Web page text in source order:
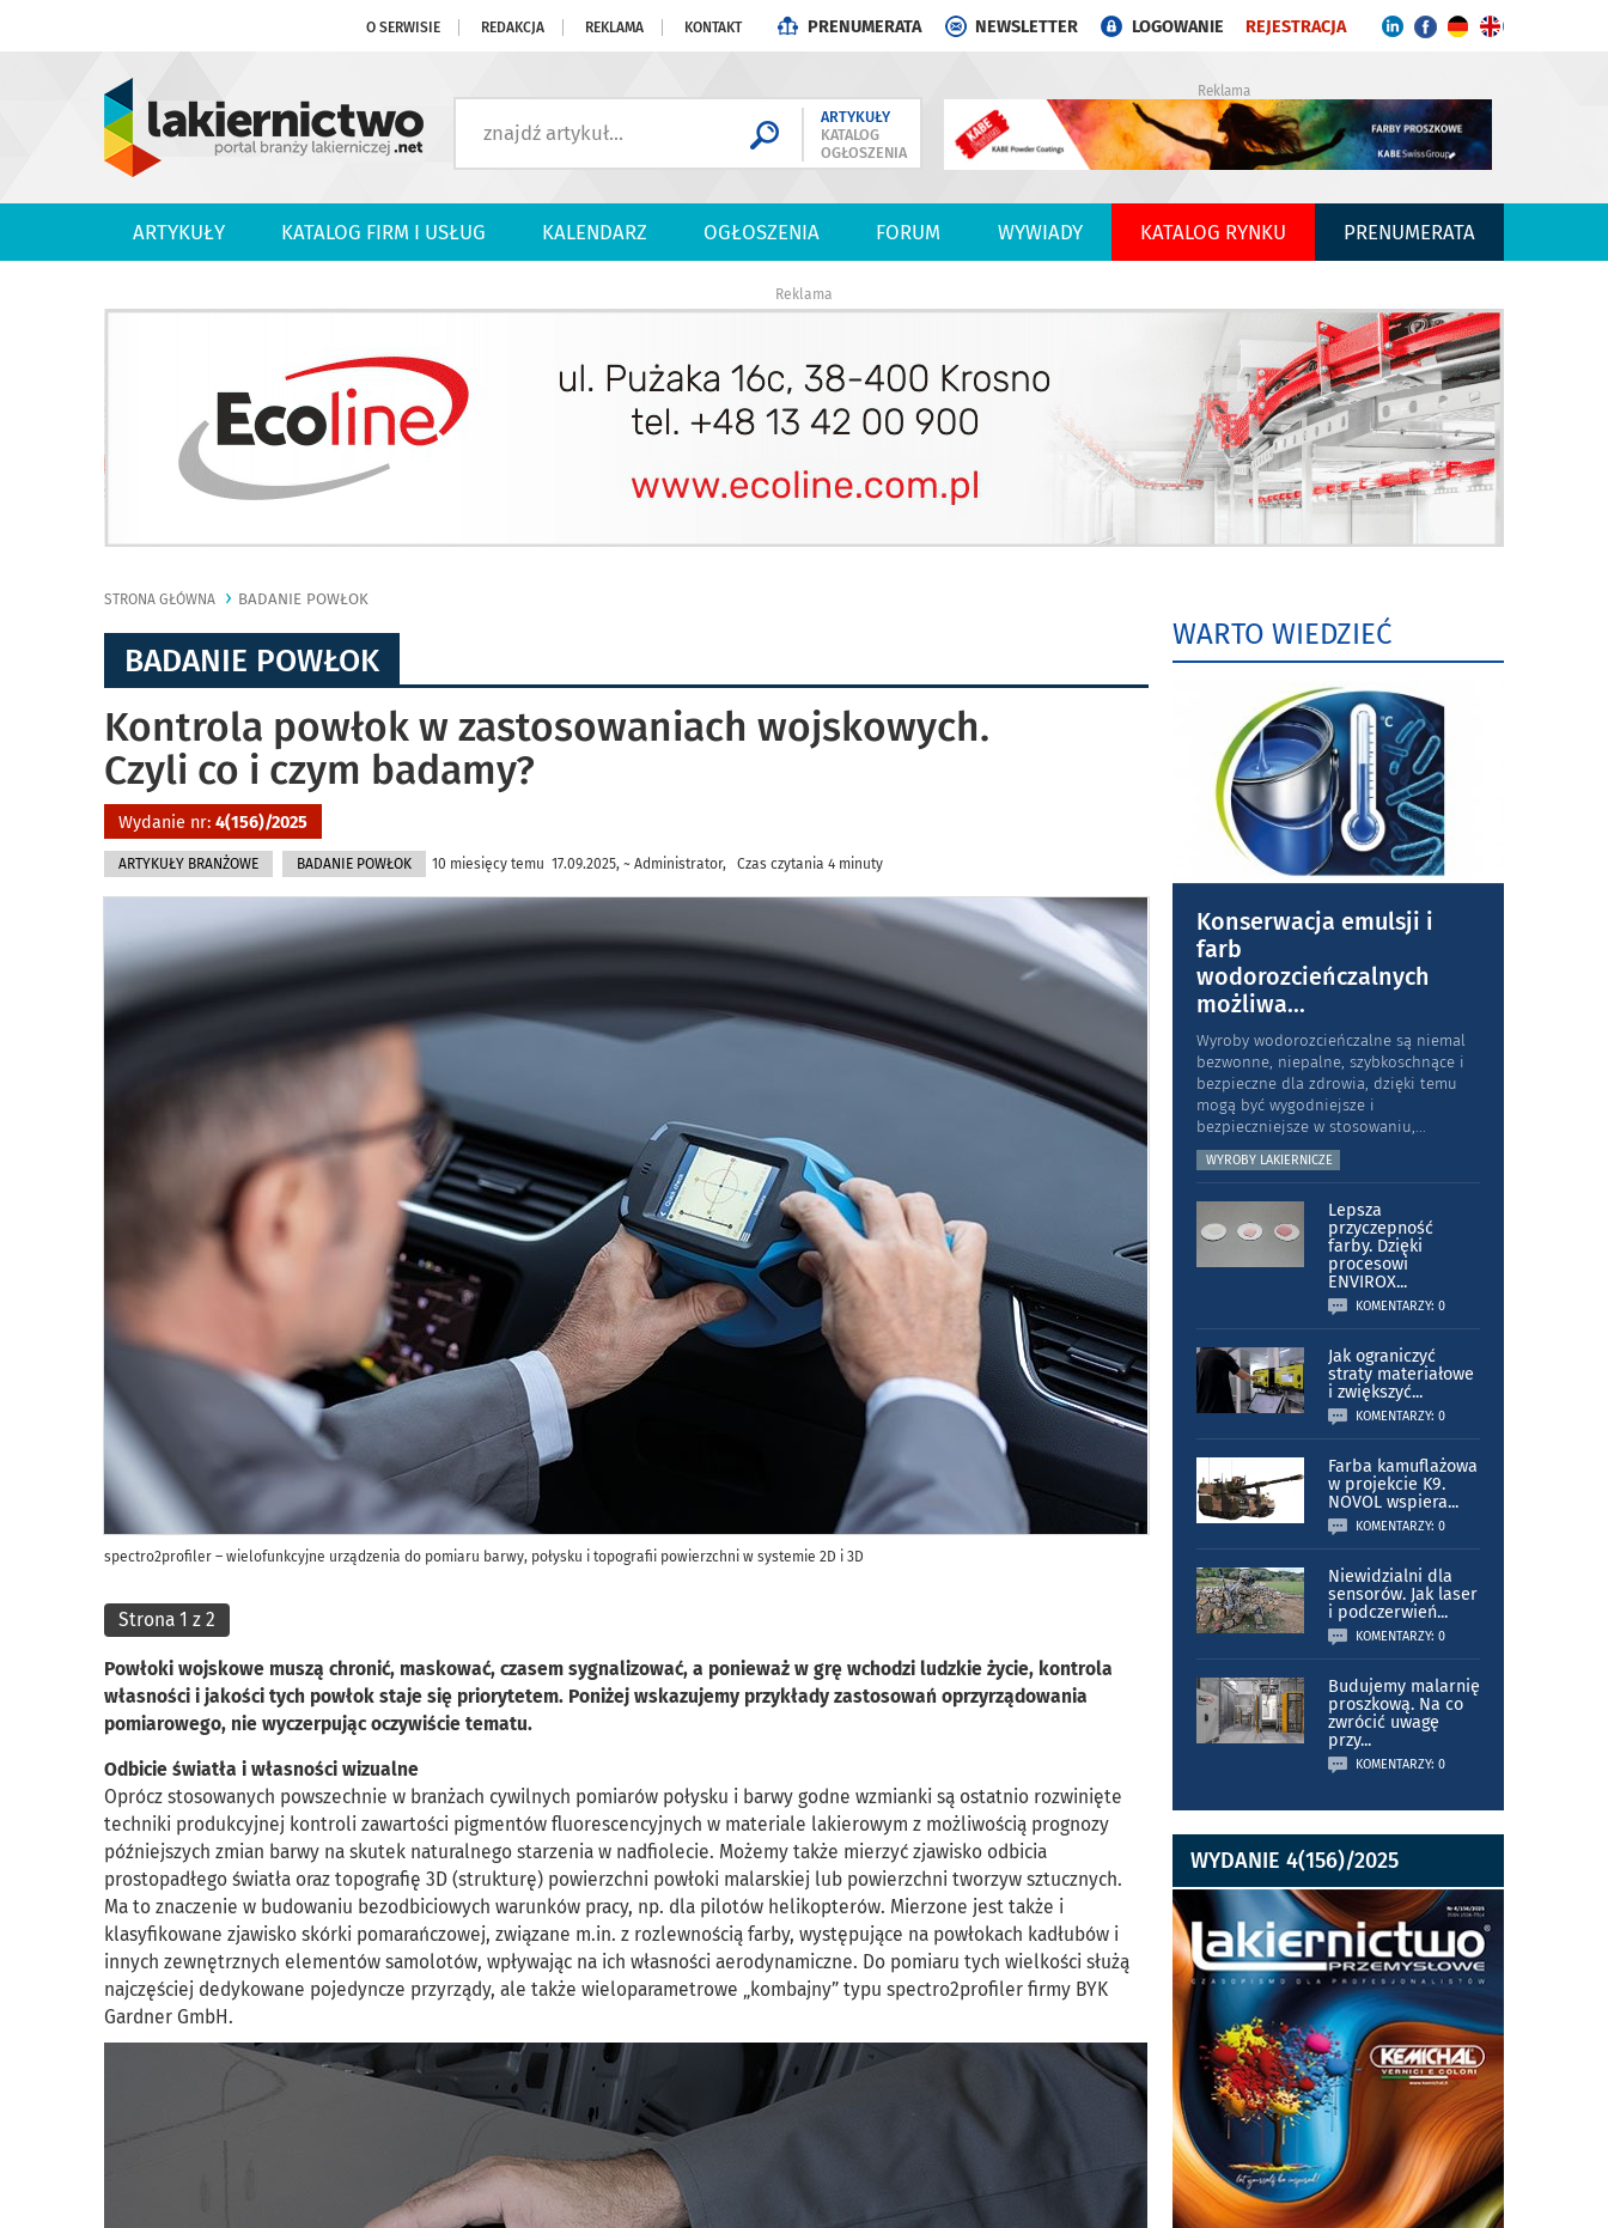
O SERWISIE REDAKCJA REKLAMA KONTAKT PRENUMERATA NEWSLETTER LOGOWANIE REJESTRACJA
ARTYKUŁY
KATALOG
OGŁOSZENIA
Reklama
ARTYKUŁY KATALOG FIRM I USŁUG KALENDARZ OGŁOSZENIA FORUM WYWIADY KATALOG RYNKU PRENUMERATA
Reklama
STRONA GŁÓWNA BADANIE POWŁOK
BADANIE POWŁOK
Kontrola powłok w zastosowaniach wojskowych.
Czyli co i czym badamy?
Wydanie nr: 4(156)/2025
ARTYKUŁY BRANŻOWE BADANIE POWŁOK 10 miesięcy temu 17.09.2025, ~ Administrator, Czas czytania 4 minuty
spectro2profiler – wielofunkcyjne urządzenia do pomiaru barwy, połysku i topografii powierzchni w systemie 2D i 3D
Strona 1 z 2
Powłoki wojskowe muszą chronić, maskować, czasem sygnalizować, a ponieważ w grę wchodzi ludzkie życie, kontrola
własności i jakości tych powłok staje się priorytetem. Poniżej wskazujemy przykłady zastosowań oprzyrządowania
pomiarowego, nie wyczerpując oczywiście tematu.
Odbicie światła i własności wizualne
Oprócz stosowanych powszechnie w branżach cywilnych pomiarów połysku i barwy godne wzmianki są ostatnio rozwinięte
techniki produkcyjnej kontroli zawartości pigmentów fluorescencyjnych w materiale lakierowym z możliwością prognozy
późniejszych zmian barwy na skutek naturalnego starzenia w nadfiolecie. Możemy także mierzyć zjawisko odbicia
prostopadłego światła oraz topografię 3D (strukturę) powierzchni powłoki malarskiej lub powierzchni tworzyw sztucznych.
Ma to znaczenie w budowaniu bezodbiciowych warunków pracy, np. dla pilotów helikopterów. Mierzone jest także i
klasyfikowane zjawisko skórki pomarańczowej, związane m.in. z rozlewnością farby, występujące na powłokach kadłubów i
innych zewnętrznych elementów samolotów, wpływając na ich własności aerodynamiczne. Do pomiaru tych wielkości służą
najczęściej dedykowane pojedyncze przyrządy, ale także wieloparametrowe „kombajny” typu spectro2profiler firmy BYK
Gardner GmbH.
WARTO WIEDZIEĆ
Konserwacja emulsji i
farb
wodorozcieńczalnych
możliwa...
Wyroby wodorozcieńczalne są niemal
bezwonne, niepalne, szybkoschnące i
bezpieczne dla zdrowia, dzięki temu
mogą być wygodniejsze i
bezpieczniejsze w stosowaniu,...
WYROBY LAKIERNICZE
Lepsza
przyczepność
farby. Dzięki
procesowi
ENVIROX...
KOMENTARZY: 0
Jak ograniczyć
straty materiałowe
i zwiększyć...
KOMENTARZY: 0
Farba kamuflażowa
w projekcie K9.
NOVOL wspiera...
KOMENTARZY: 0
Niewidzialni dla
sensorów. Jak laser
i podczerwień...
KOMENTARZY: 0
Budujemy malarnię
proszkową. Na co
zwrócić uwagę
przy...
KOMENTARZY: 0
WYDANIE 4(156)/2025